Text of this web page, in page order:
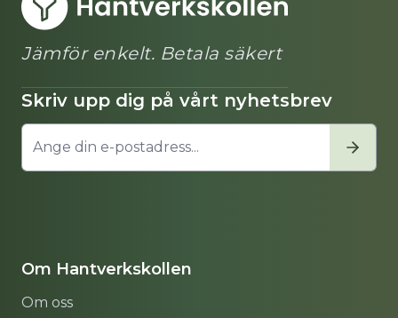
Jämför enkelt. Betala säkert
Skriv upp dig på vårt nyhetsbrev
Om Hantverkskollen
Om oss